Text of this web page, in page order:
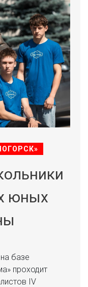
юных
базе
проходит
IV